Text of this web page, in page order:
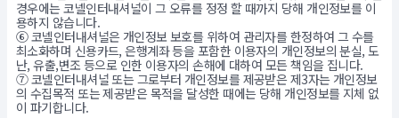
경우에는 코넬인터내셔널이 그 오류를 정정 할 때까지 당해 개인정보를 이
용하지 않습니다.
⑥ 코넬인터내셔널은 개인정보 보호를 위하여 관리자를 한정하여 그 수를
최소화하며 신용카드, 은행계좌 등을 포함한 이용자의 개인정보의 분실, 도
난, 유출,변조 등으로 인한 이용자의 손해에 대하여 모든 책임을 집니다.
⑦ 코넬인터내셔널 또는 그로부터 개인정보를 제공받은 제3자는 개인정보
의 수집목적 또는 제공받은 목적을 달성한 때에는 당해 개인정보를 지체 없
이 파기합니다.